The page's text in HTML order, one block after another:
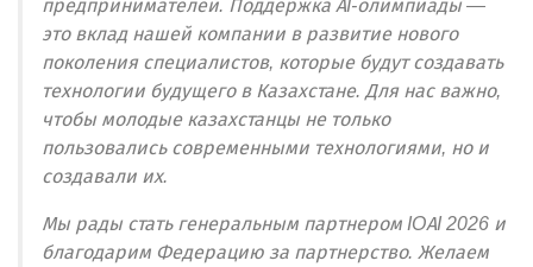
предпринимателей. Поддержка AI-олимпиады —
это вклад нашей компании в развитие нового
поколения специалистов, которые будут создавать
технологии будущего в Казахстане. Для нас важно,
чтобы молодые казахстанцы не только
пользовались современными технологиями, но и
создавали их.
Мы рады стать генеральным партнером IOAI 2026 и
благодарим Федерацию за партнерство. Желаем